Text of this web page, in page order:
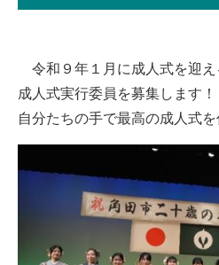
令和９年１月に成人式を迎え
成人式実行委員を募集します！
自分たちの手で最高の成人式